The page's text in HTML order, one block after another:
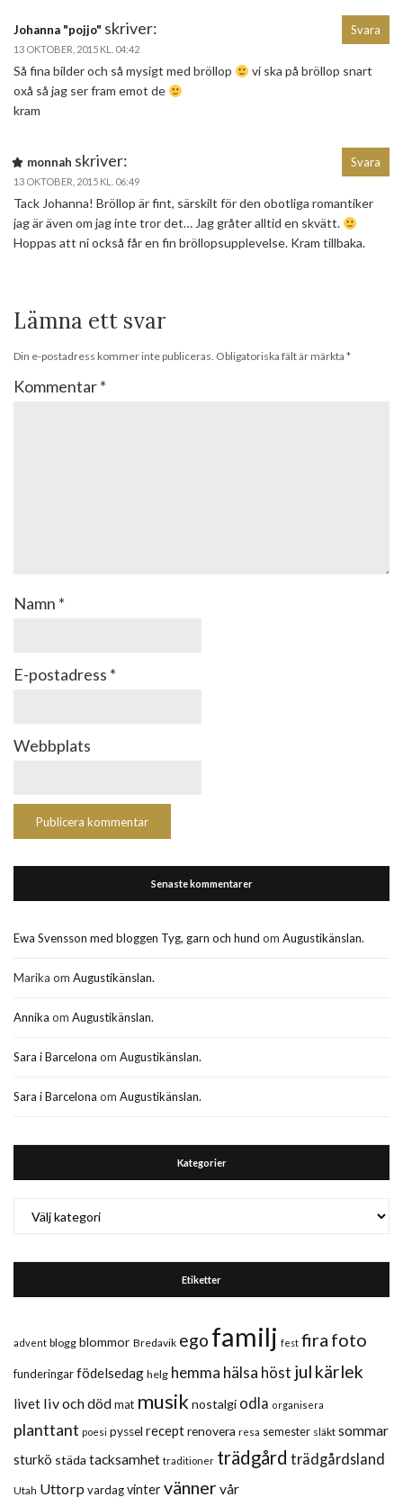
Johanna "pojjo" skriver:
13 OKTOBER, 2015 KL. 04:42
Så fina bilder och så mysigt med bröllop
vi ska på bröllop snart
oxå så jag ser fram emot de
kram
Svara
monnah skriver:
13 OKTOBER, 2015 KL. 06:49
Tack Johanna! Bröllop är fint, särskilt för den obotliga romantiker
jag är även om jag inte tror det… Jag gråter alltid en skvätt.
Hoppas att ni också får en fin bröllopsupplevelse. Kram tillbaka.
Svara
Lämna ett svar
Din e-postadress kommer inte publiceras. Obligatoriska fält är märkta *
Kommentar*
Namn *
E-postadress *
Webbplats
Senaste kommentarer
Ewa Svensson med bloggen Tyg, garn och hund om Augustikänslan.
Marika om Augustikänslan.
Annika om Augustikänslan.
Sara i Barcelona om Augustikänslan.
Sara i Barcelona om Augustikänslan.
Kategorier
Etiketter
advent blogg blommor Bredavik ego familj fest fira foto
funderingarfödelsedag helg hemma hälsa höst jul kärlek
livet liv och dödmat musik nostalgi odla organisera
planttant poesi pyssel receptrenovera resa semester släkt sommar
sturkö städa tacksamhet traditioner trädgård trädgårdsland
Utah Uttorp vardagvintervänner vår